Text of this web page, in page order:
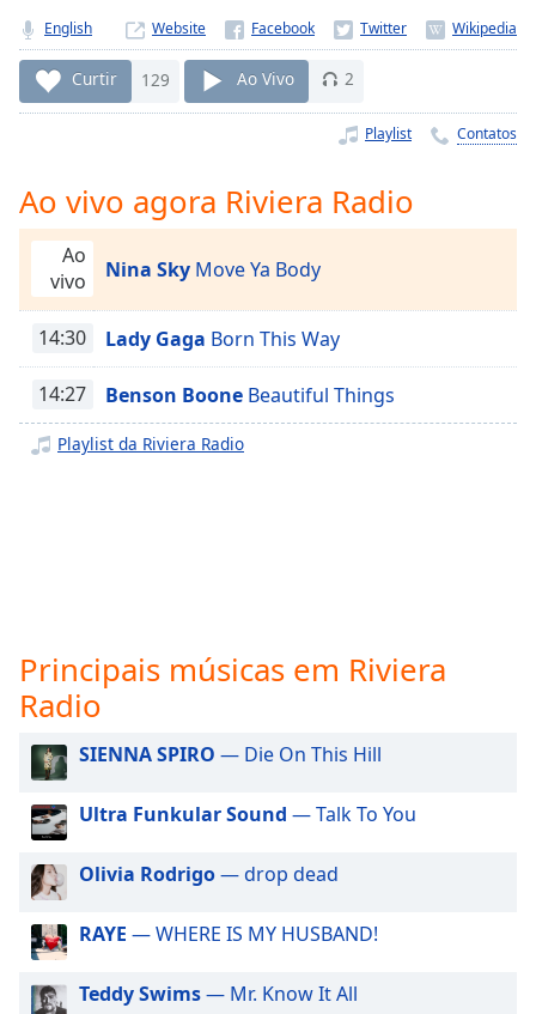
Playback
Rate
Descriptions
descriptions
off,
selected
subtitles
settings,
opens
Audio
Track
in-
Picture
This
modal
window.
English Website
Curtir 129 Ao Vivo 2
Playlist Contatos
Ao vivo agora Riviera Radio
Ao
vivo
Nina Sky Move Ya Body
14:30 Lady Gaga Born This Way
14:27 Benson Boone Beautiful Things
Playlist da Riviera Radio
Principais músicas em Riviera
Radio
SIENNA SPIRO — Die On This Hill
Ultra Funkular Sound — Talk To You
Olivia Rodrigo— drop dead
RAYE — WHERE IS MY HUSBAND!
Teddy Swims— Mr. Know It All